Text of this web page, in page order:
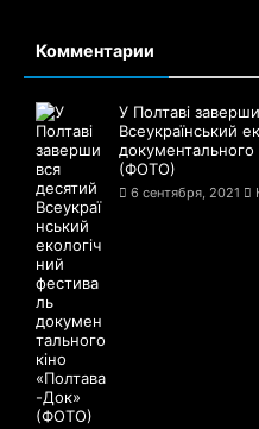
Комментарии
У Полтаві
Всеукраїнський
документального
(ФОТО)
6 сентября, 2021